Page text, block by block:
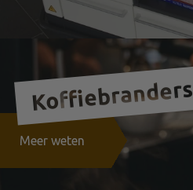
Koffiebranders
Meer weten